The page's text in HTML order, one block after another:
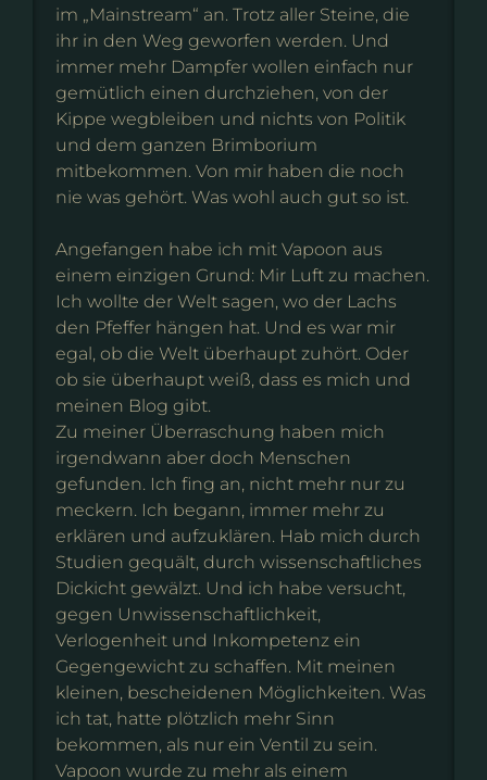
im „Mainstream“ an. Trotz aller Steine, die
ihr in den Weg geworfen werden. Und
immer mehr Dampfer wollen einfach nur
gemütlich einen durchziehen, von der
Kippe wegbleiben und nichts von Politik
und dem ganzen Brimborium
mitbekommen. Von mir haben die noch
nie was gehört. Was wohl auch gut so ist.
Angefangen habe ich mit Vapoon aus
einem einzigen Grund: Mir Luft zu machen.
Ich wollte der Welt sagen, wo der Lachs
den Pfeffer hängen hat. Und es war mir
egal, ob die Welt überhaupt zuhört. Oder
ob sie überhaupt weiß, dass es mich und
meinen Blog gibt.
Zu meiner Überraschung haben mich
irgendwann aber doch Menschen
gefunden. Ich fing an, nicht mehr nur zu
meckern. Ich begann, immer mehr zu
erklären und aufzuklären. Hab mich durch
Studien gequält, durch wissenschaftliches
Dickicht gewälzt. Und ich habe versucht,
gegen Unwissenschaftlichkeit,
Verlogenheit und Inkompetenz ein
Gegengewicht zu schaffen. Mit meinen
kleinen, bescheidenen Möglichkeiten. Was
ich tat, hatte plötzlich mehr Sinn
bekommen, als nur ein Ventil zu sein.
Vapoon wurde zu mehr als einem